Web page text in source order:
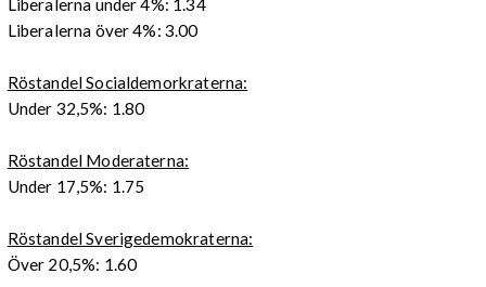
Liberalerna under 4%: 1.34
Liberalerna över 4%: 3.00
Röstandel Socialdemorkraterna:
Under 32,5%: 1.80
Röstandel Moderaterna:
Under 17,5%: 1.75
Röstandel Sverigedemokraterna:
Över 20,5%: 1.60